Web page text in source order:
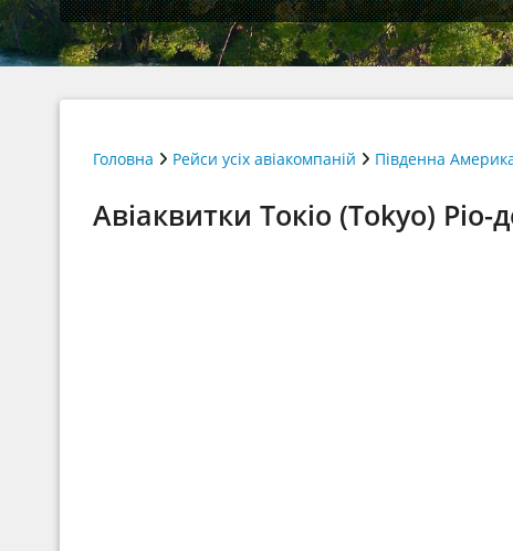
Головна Рейси усіх авіакомпаній Південна
Авіаквитки Токіо (Tokyo)